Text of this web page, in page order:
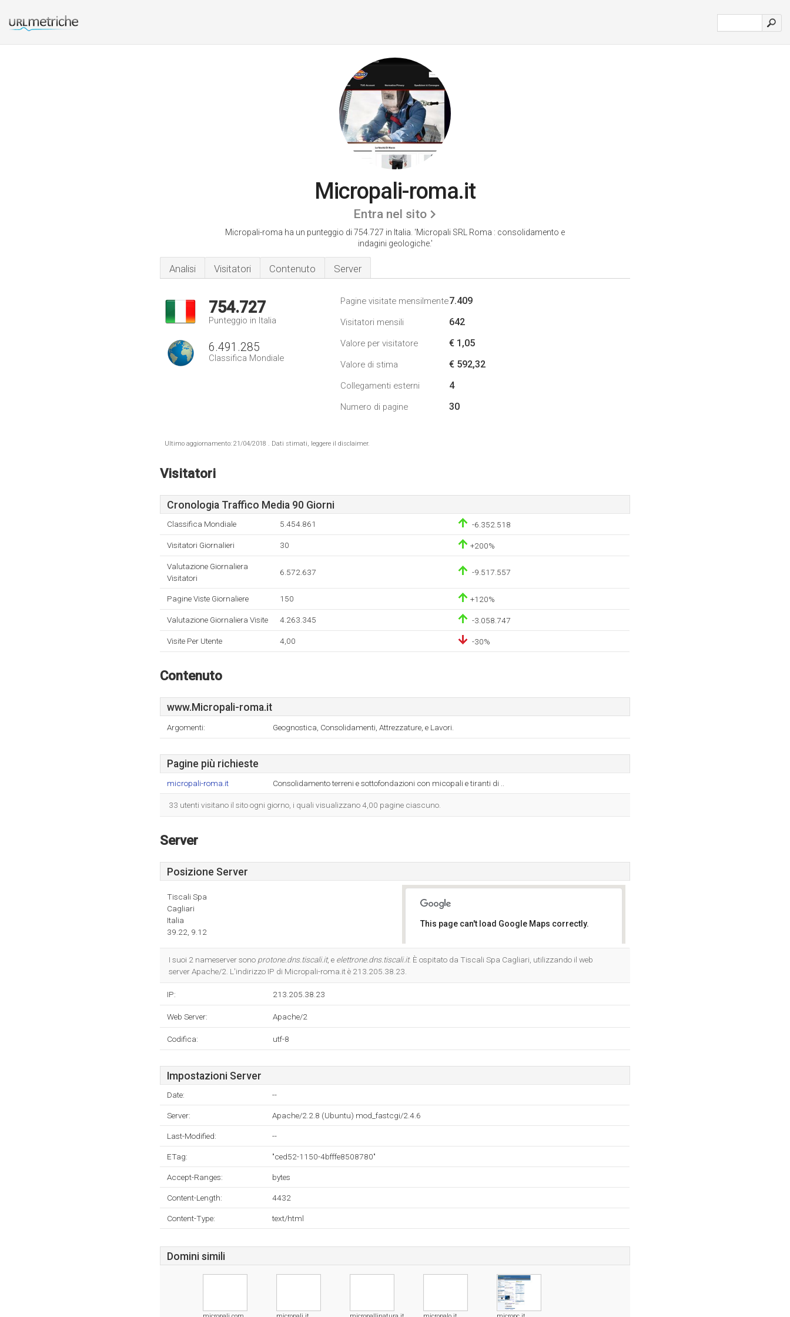
Micropali-roma.it
Entra nel sito
Micropali-roma ha un punteggio di 754.727 in Italia. 'Micropali SRL Roma : consolidamento e
indagini geologiche.'
Analisi Visitatori Contenuto Server
754.727
Punteggio in Italia
6.491.285
Classifica Mondiale
Pagine visitate mensilmente7.409
Visitatori mensili 642
Valore per visitatore € 1,05
Valore di stima € 592,32
Collegamenti esterni 4
Numero di pagine 30
Ultimo aggiornamento: 21/04/2018 . Dati stimati, leggere il disclaimer.
Visitatori
Cronologia Traffico Media 90 Giorni
Classifica Mondiale 5.454.861 -6.352.518
Visitatori Giornalieri 30 +200%
Valutazione Giornaliera
Visitatori
6.572.637 -9.517.557
Pagine Viste Giornaliere 150 +120%
Valutazione Giornaliera Visite 4.263.345 -3.058.747
Visite Per Utente 4,00 -30%
Contenuto
www.Micropali-roma.it
Argomenti: Geognostica, Consolidamenti, Attrezzature, e Lavori.
Pagine più richieste
micropali-roma.it Consolidamento terreni e sottofondazioni con micopali e tiranti di ..
33 utenti visitano il sito ogni giorno, i quali visualizzano 4,00 pagine ciascuno.
Server
Posizione Server
Tiscali Spa
Cagliari
Italia
39.22, 9.12
This page can't load Google Maps correctly.
I suoi 2 nameserver sono protone.dns.tiscali.it, e elettrone.dns.tiscali.it. È ospitato da Tiscali Spa Cagliari, utilizzando il web
server Apache/2. L'indirizzo IP di Micropali-roma.it è 213.205.38.23.
IP: 213.205.38.23
Web Server: Apache/2
Codifica: utf-8
Impostazioni Server
Date: --
Server: Apache/2.2.8 (Ubuntu) mod_fastcgi/2.4.6
Last-Modified: --
ETag: "ced52-1150-4bfffe8508780"
Accept-Ranges: bytes
Content-Length: 4432
Content-Type: text/html
Domini simili